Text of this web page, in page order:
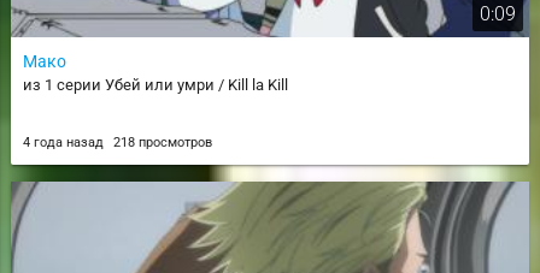
0:09
Мако
из 1 серии Убей или умри / Kill la Kill
4 года назад 218 просмотров